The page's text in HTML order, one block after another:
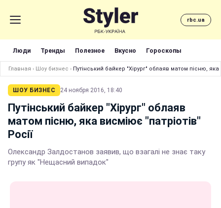
rbc.ua
Люди Тренды Полезное Вкусно Гороскопы
Главная › Шоу бизнес › Путінський байкер "Хірург" облаяв матом пісню, яка
ШОУ БИЗНЕС 24 ноября 2016, 18:40
Путінський байкер "Хірург" облаяв
матом пісню, яка висміює "патріотів"
Росії
Олександр Залдостанов заявив, що взагалі не знає таку
групу як "Нещасний випадок"